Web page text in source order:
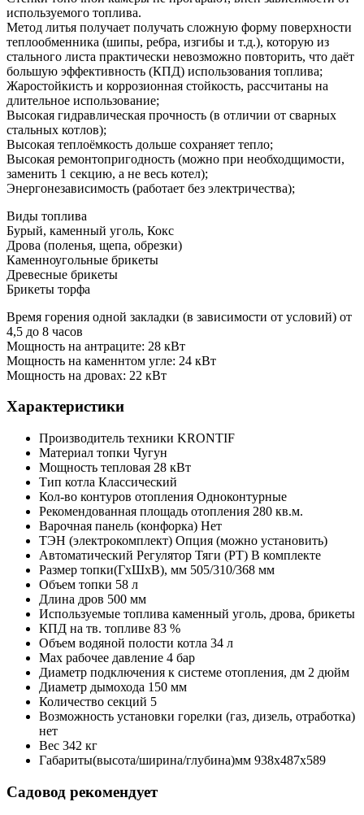
используемого топлива.
Метод литья получает получать сложную форму поверхности
теплообменника (шипы, ребра, изгибы и т.д.), которую из
стального листа практически невозможно повторить, что даёт
большую эффективность (КПД) использования топлива;
Жаростойкисть и коррозионная стойкость, рассчитаны на
длительное использование;
Высокая гидравлическая прочность (в отличии от сварных
стальных котлов);
Высокая теплоёмкость дольше сохраняет тепло;
Высокая ремонтопригодность (можно при необходщимости,
заменить 1 секцию, а не весь котел);
Энергонезависимость (работает без электричества);
Виды топлива
Бурый, каменный уголь, Кокс
Дрова (поленья, щепа, обрезки)
Каменноугольные брикеты
Древесные брикеты
Брикеты торфа
Время горения одной закладки (в зависимости от условий) от
4,5 до 8 часов
Мощность на антраците: 28 кВт
Мощность на каменнтом угле: 24 кВт
Мощность на дровах: 22 кВт
Характеристики
Производитель техники KRONTIF
Материал топки Чугун
Мощность тепловая 28 кВт
Тип котла Классический
Кол-во контуров отопления Одноконтурные
Рекомендованная площадь отопления 280 кв.м.
Варочная панель (конфорка) Нет
ТЭН (электрокомплект) Опция (можно установить)
Автоматический Регулятор Тяги (РТ) В комплекте
Размер топки(ГхШхВ), мм 505/310/368 мм
Объем топки 58 л
Длина дров 500 мм
Используемые топлива каменный уголь, дрова, брикеты
КПД на тв. топливе 83 %
Объем водяной полости котла 34 л
Мах рабочее давление 4 бар
Диаметр подключения к системе отопления, дм 2 дюйм
Диаметр дымохода 150 мм
Количество секций 5
Возможность установки горелки (газ, дизель, отработка)
нет
Вес 342 кг
Габариты(высота/ширина/глубина)мм 938x487x589
Садовод рекомендует